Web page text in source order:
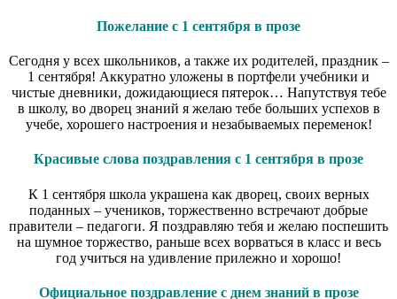
Пожелание с 1 сентября в прозе
Сегодня у всех школьников, а также их родителей, праздник –
1 сентября! Аккуратно уложены в портфели учебники и
чистые дневники, дожидающиеся пятерок… Напутствуя тебе
в школу, во дворец знаний я желаю тебе больших успехов в
учебе, хорошего настроения и незабываемых переменок!
Красивые слова поздравления с 1 сентября в прозе
К 1 сентября школа украшена как дворец, своих верных
поданных – учеников, торжественно встречают добрые
правители – педагоги. Я поздравляю тебя и желаю поспешить
на шумное торжество, раньше всех ворваться в класс и весь
год учиться на удивление прилежно и хорошо!
Официальное поздравление с днем знаний в прозе